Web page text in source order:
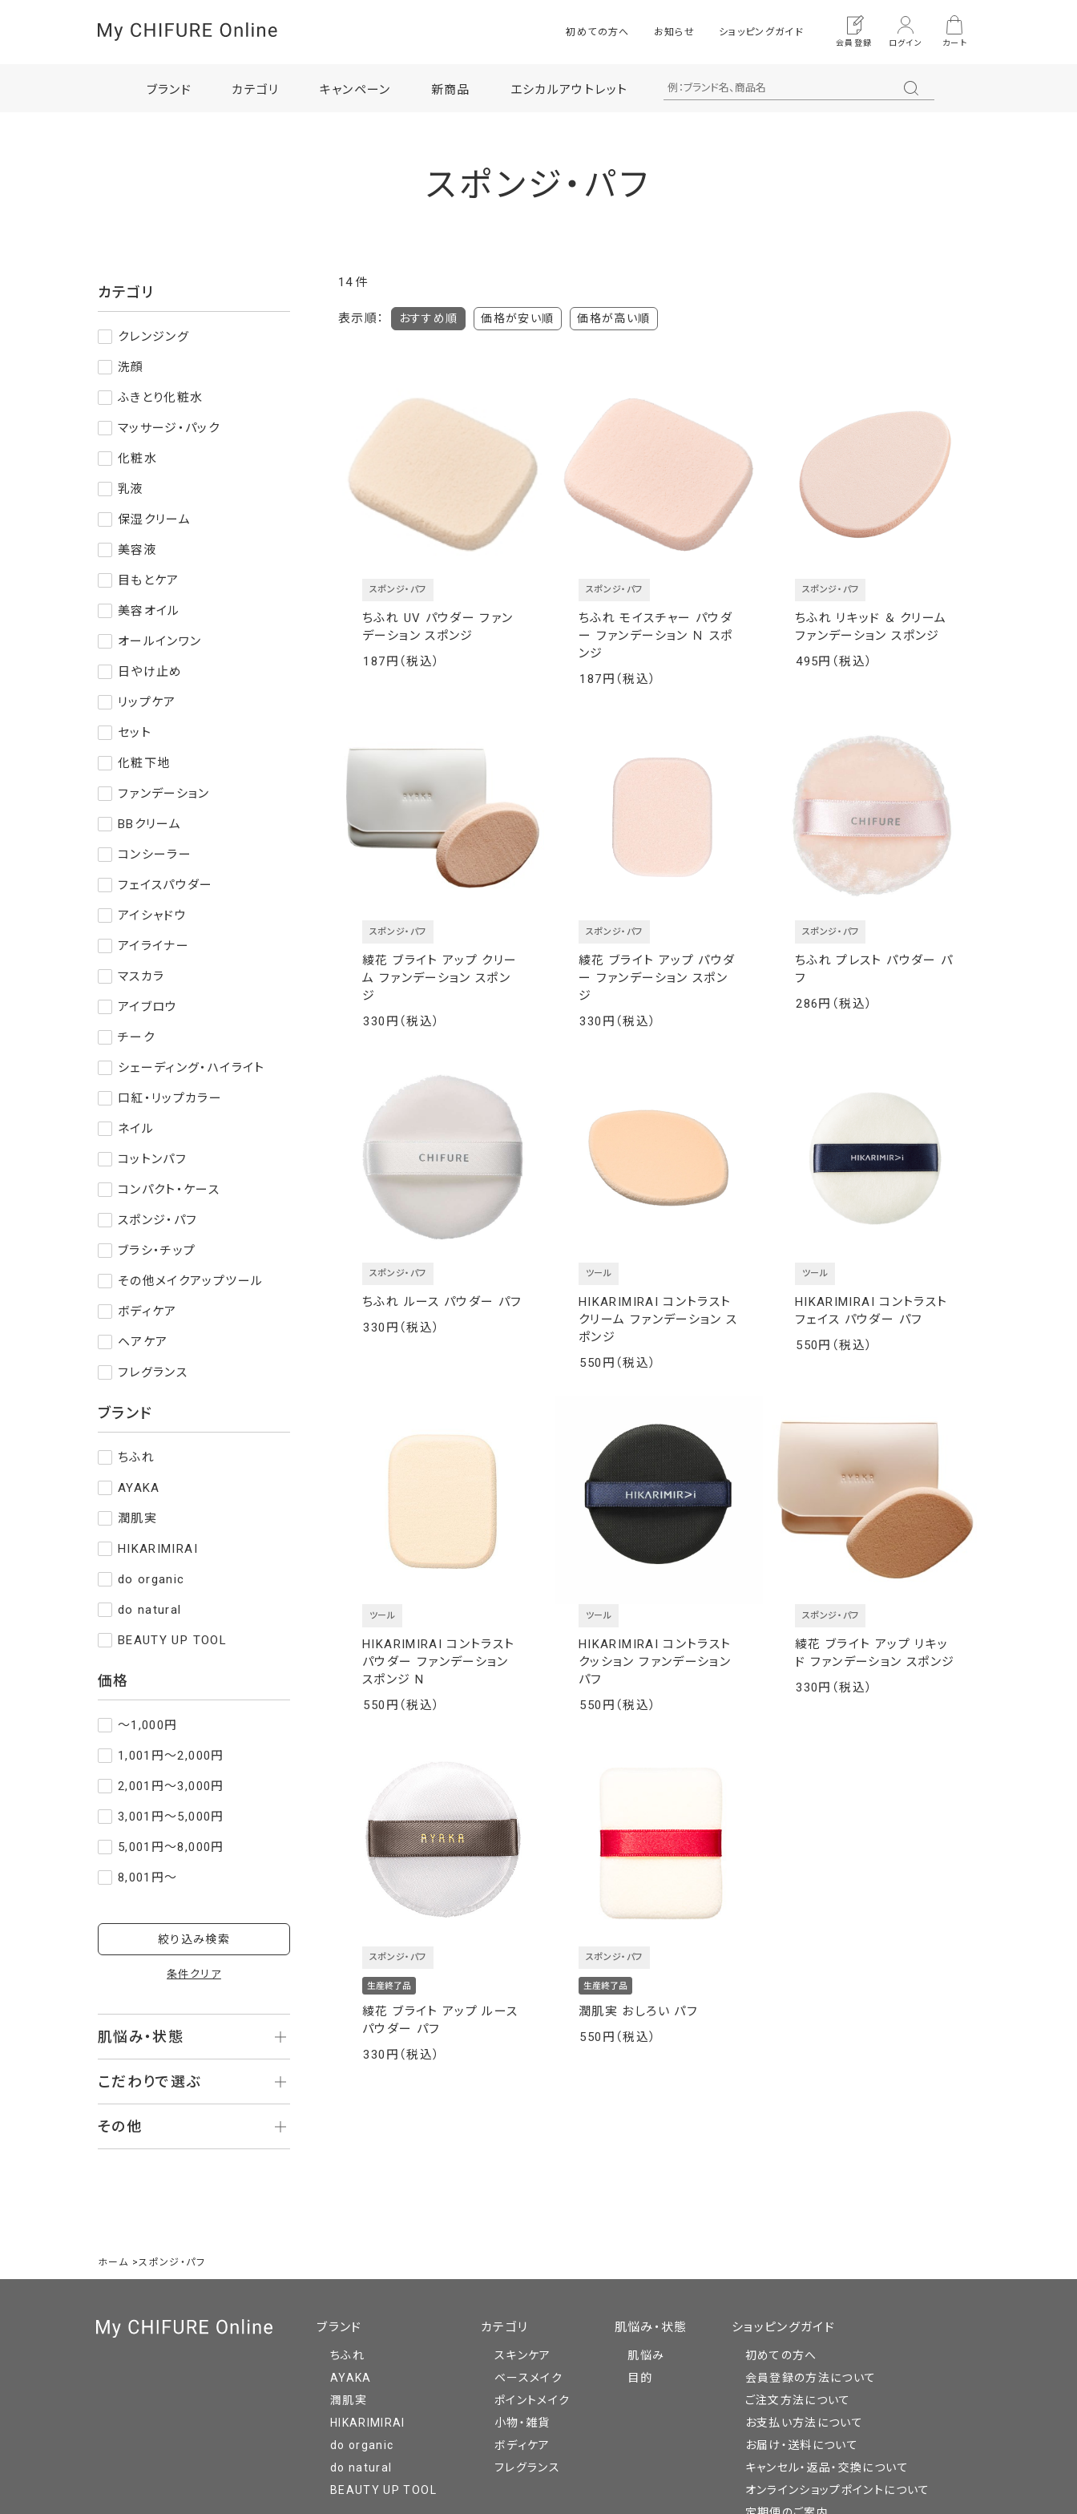
初めての方へ お知らせ ショッピングガイド
会員登録 ログイン カート
ブランド カテゴリ キャンペーン 新商品 エシカルアウトレット
スポンジ・パフ
カテゴリ
クレンジング
洗顔
ふきとり化粧水
マッサージ・パック
化粧水
乳液
保湿クリーム
美容液
目もとケア
美容オイル
オールインワン
日やけ止め
リップケア
セット
化粧下地
ファンデーション
BBクリーム
コンシーラー
フェイスパウダー
アイシャドウ
アイライナー
マスカラ
アイブロウ
チーク
シェーディング・ハイライト
口紅・リップカラー
ネイル
コットンパフ
コンパクト・ケース
スポンジ・パフ
ブラシ・チップ
その他メイクアップツール
ボディケア
ヘアケア
フレグランス
ブランド
ちふれ
AYAKA
潤肌実
HIKARIMIRAI
do organic
do natural
BEAUTY UP TOOL
価格
～1,000円
1,001円～2,000円
2,001円～3,000円
3,001円～5,000円
5,001円～8,000円
8,001円～
肌悩み・状態
こだわりで選ぶ
その他
絞り込み検索
条件クリア
14 件
表示順： おすすめ順 価格が安い順 価格が高い順
ちふれ UV パウダー ファン
デーション スポンジ
スポンジ・パフ
187
ちふれ モイスチャー パウダ
ー ファンデーション Ｎ スポ
ンジ
スポンジ・パフ
187
ちふれ リキッド ＆ クリーム
ファンデーション スポンジ
スポンジ・パフ
495
綾花 ブライト アップ クリー
ム ファンデーション スポン
ジ
スポンジ・パフ
330
綾花 ブライト アップ パウダ
ー ファンデーション スポン
ジ
スポンジ・パフ
330
ちふれ プレスト パウダー パ
フ
スポンジ・パフ
286
ちふれ ルース パウダー パフ
スポンジ・パフ
330
HIKARIMIRAI コントラスト
クリーム ファンデーション ス
ポンジ
ツール
550
HIKARIMIRAI コントラスト
フェイス パウダー パフ
ツール
550
HIKARIMIRAI コントラスト
パウダー ファンデーション
スポンジ N
ツール
550
HIKARIMIRAI コントラスト
クッション ファンデーション
パフ
ツール
550
綾花 ブライト アップ リキッ
ド ファンデーション スポンジ
スポンジ・パフ
330
綾花 ブライト アップ ルース
パウダー パフ
スポンジ・パフ
330
潤肌実 おしろい パフ
スポンジ・パフ
550
ホーム >スポンジ・パフ
ブランド
ちふれ
AYAKA
潤肌実
HIKARIMIRAI
do organic
do natural
BEAUTY UP TOOL
カテゴリ
スキンケア
ベースメイク
ポイントメイク
小物・雑貨
ボディケア
フレグランス
肌悩み・状態
肌悩み
目的
ショッピングガイド
初めての方へ
会員登録の方法について
ご注文方法について
お支払い方法について
お届け・送料について
キャンセル・返品・交換について
オンラインショップポイントについて